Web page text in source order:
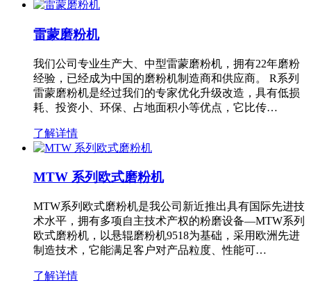
雷蒙磨粉机
我们公司专业生产大、中型雷蒙磨粉机，拥有22年磨粉
经验，已经成为中国的磨粉机制造商和供应商。 R系列
雷蒙磨粉机是经过我们的专家优化升级改造，具有低损
耗、投资小、环保、占地面积小等优点，它比传…
了解详情
MTW 系列欧式磨粉机
MTW系列欧式磨粉机是我公司新近推出具有国际先进技
术水平，拥有多项自主技术产权的粉磨设备—MTW系列
欧式磨粉机，以悬辊磨粉机9518为基础，采用欧洲先进
制造技术，它能满足客户对产品粒度、性能可…
了解详情